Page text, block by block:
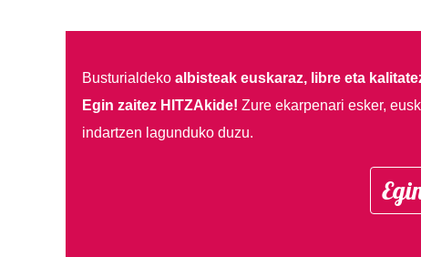
Busturialdeko albisteak euskaraz, libre eta
Egin zaitez HITZAkide! Zure ekarpenari esker,
indartzen lagunduko duzu.